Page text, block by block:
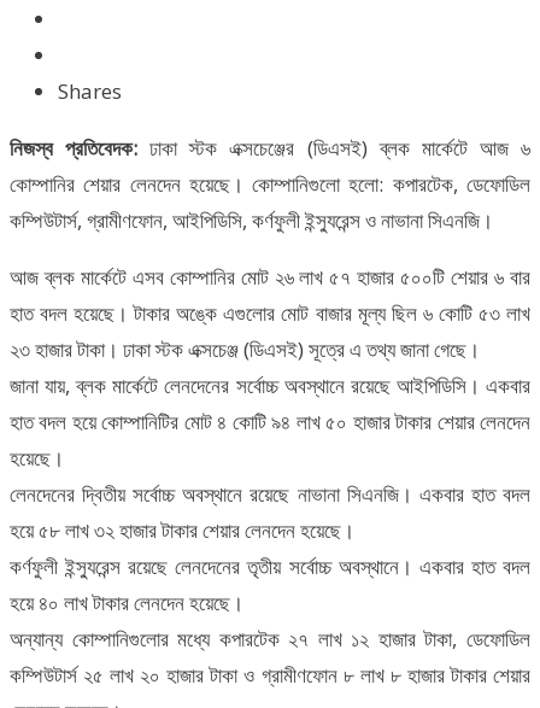
Shares
নিজস্ব প্রতিবেদক: ঢাকা স্টক এক্সচেঞ্জের (ডিএসই) ব্লক মার্কেটে আজ ৬
কোম্পানির শেয়ার লেনদেন হয়েছে। কোম্পানিগুলো হলো: কপারটেক, ডেফোডিল
কম্পিউটার্স, গ্রামীণফোন, আইপিডিসি, কর্ণফুলী ইন্স্যুরেন্স ও নাভানা সিএনজি।
আজ ব্লক মার্কেটে এসব কোম্পানির মোট ২৬ লাখ ৫৭ হাজার ৫০০টি শেয়ার ৬ বার
হাত বদল হয়েছে। টাকার অঙ্কে এগুলোর মোট বাজার মূল্য ছিল ৬ কোটি ৫৩ লাখ
২৩ হাজার টাকা। ঢাকা স্টক এক্সচেঞ্জ (ডিএসই) সূত্রে এ তথ্য জানা গেছে।
জানা যায়, ব্লক মার্কেটে লেনদেনের সর্বোচ্চ অবস্থানে রয়েছে আইপিডিসি। একবার
হাত বদল হয়ে কোম্পানিটির মোট ৪ কোটি ৯৪ লাখ ৫০ হাজার টাকার শেয়ার লেনদেন
হয়েছে।
লেনদেনের দ্বিতীয় সর্বোচ্চ অবস্থানে রয়েছে নাভানা সিএনজি। একবার হাত বদল
হয়ে ৫৮ লাখ ৩২ হাজার টাকার শেয়ার লেনদেন হয়েছে।
কর্ণফুলী ইন্স্যুরেন্স রয়েছে লেনদেনের তৃতীয় সর্বোচ্চ অবস্থানে। একবার হাত বদল
হয়ে ৪০ লাখ টাকার লেনদেন হয়েছে।
অন্যান্য কোম্পানিগুলোর মধ্যে কপারটেক ২৭ লাখ ১২ হাজার টাকা, ডেফোডিল
কম্পিউটার্স ২৫ লাখ ২০ হাজার টাকা ও গ্রামীণফোন ৮ লাখ ৮ হাজার টাকার শেয়ার